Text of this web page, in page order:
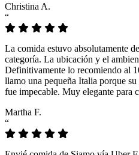
Christina A.
“
La comida estuvo absolutamente
categoría. La ubicación y el
Definitivamente lo recomiendo al
llamo una pequeña Italia porque
fue impecable. Muy elegante para
Martha F.
“